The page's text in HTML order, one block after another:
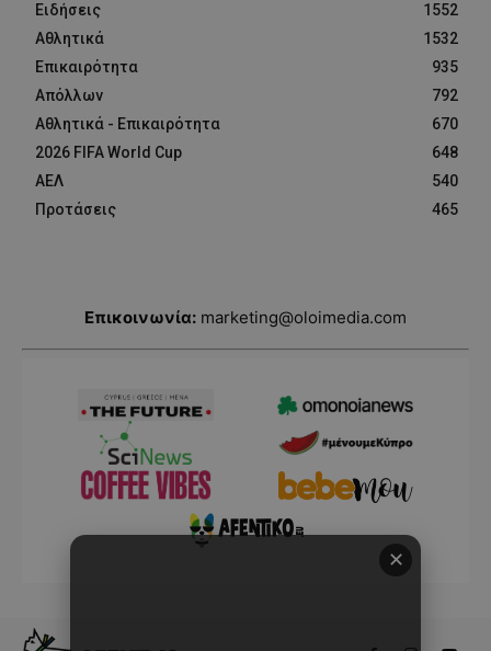
Ειδήσεις
1552
Αθλητικά
1532
Επικαιρότητα
935
Απόλλων
792
Αθλητικά - Επικαιρότητα
670
2026 FIFA World Cup
648
ΑΕΛ
540
Προτάσεις
465
Επικοινωνία: marketing@oloimedia.com
✕